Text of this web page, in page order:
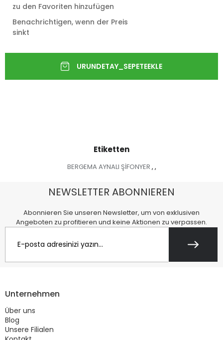
zu den Favoriten hinzufügen
Benachrichtigen, wenn der Preis
sinkt
Etiketten
BERGEMA AYNALI ŞİFONYER , ,
NEWSLETTER ABONNIEREN
Abonnieren Sie unseren Newsletter, um von exklusiven
Angeboten zu profitieren und keine Aktionen zu verpassen.
Unternehmen
Über uns
Blog
Unsere Filialen